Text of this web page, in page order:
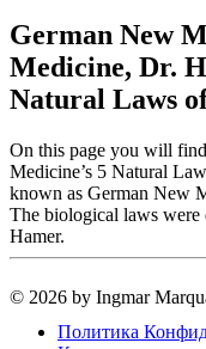
German New
Medicine, Dr.
Natural Laws
On this page you will
Medicine’s 5 Natural
known as German New
The biological laws were
Hamer.
© 2026 by Ingmar
Политика